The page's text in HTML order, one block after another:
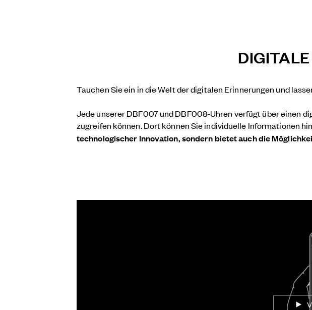
Tauchen Sie ein in die Welt der digitalen Erinnerungen und
Jede unserer DBF007 und DBF008-Uhren verfügt über einen
zugreifen können. Dort können Sie individuelle Informationen
technologischer Innovation, sondern bietet auch die